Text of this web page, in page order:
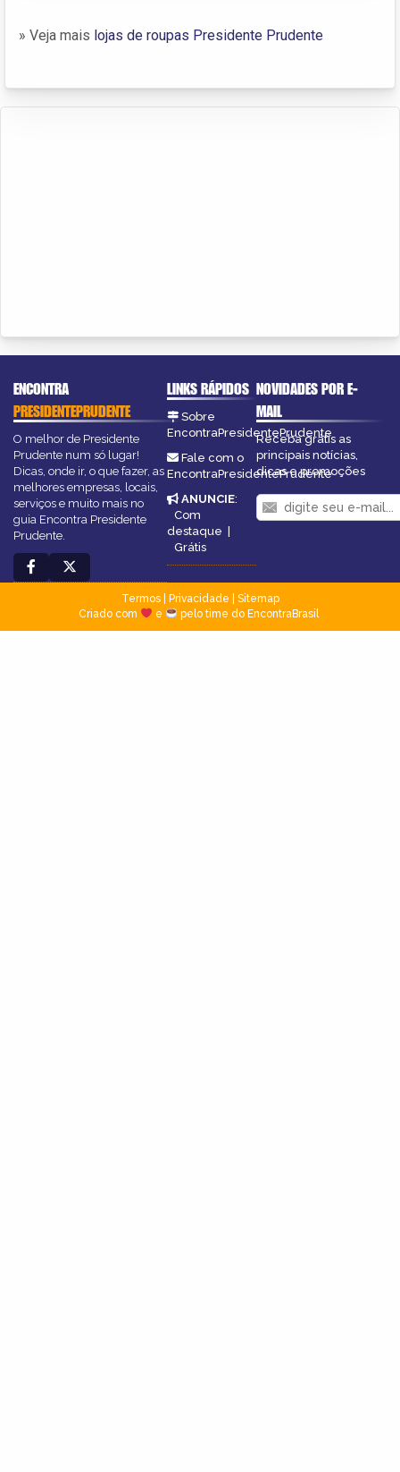
» Veja mais lojas de roupas Presidente Prudente
ENCONTRA
PRESIDENTEPRUDENTE
O melhor de Presidente
Prudente num só lugar!
Dicas, onde ir, o que fazer, as
melhores empresas, locais,
serviços e muito mais no
guia Encontra Presidente
Prudente.
LINKS RÁPIDOS
Sobre
EncontraPresidentePrudente
Fale com o
EncontraPresidentePrudente
ANUNCIE:
Com
destaque |
Grátis
NOVIDADES POR E-
MAIL
Receba grátis as
principais notícias,
dicas e promoções
Termos| Privacidade
Sitemap
Criado com
e pelo time do EncontraBrasil